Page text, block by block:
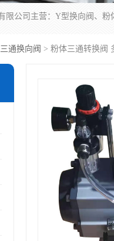
三通换向阀 > 粉体三通转换阀